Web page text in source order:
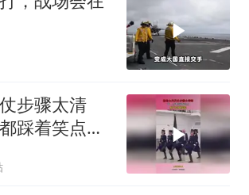
步骤太清
踩着笑点，